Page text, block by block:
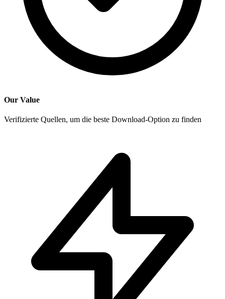
Our Value
Verifizierte Quellen, um die beste Download-Option zu finden